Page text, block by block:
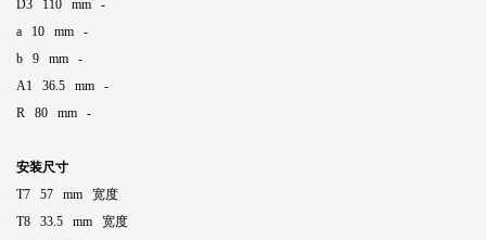
D3 110 mm -
a 10 mm -
b 9 mm -
A1 36.5 mm -
R 80 mm -
安装尺寸
T7 57 mm 宽度
T8 33.5 mm 宽度